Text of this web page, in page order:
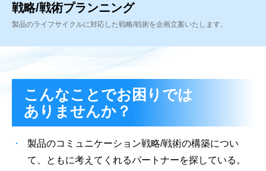
戦略/戦術プランニング
製品のライフサイクルに対応した戦略/戦術を企画立案いたします。
こんなことでお困りでは
ありませんか？
製品のコミュニケーション戦略/戦術の構築につい
て、ともに考えてくれるパートナーを探している。